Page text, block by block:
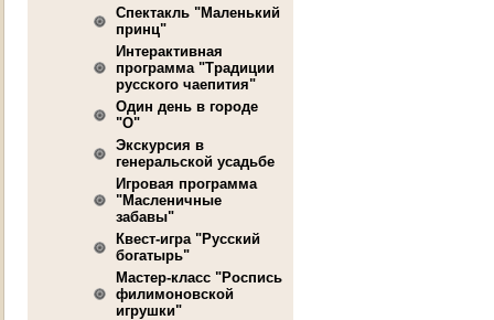
Спектакль "Маленький
принц"
Интерактивная
программа "Традиции
русского чаепития"
Один день в городе
"О"
Экскурсия в
генеральской усадьбе
Игровая программа
"Масленичные
забавы"
Квест-игра "Русский
богатырь"
Мастер-класс "Роспись
филимоновской
игрушки"